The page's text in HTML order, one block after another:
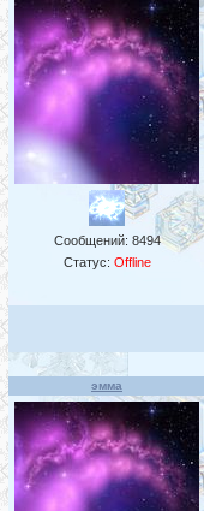
Сообщений: 8494
Статус: Offline
эмма